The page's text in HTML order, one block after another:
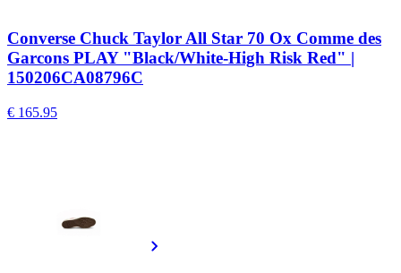
Converse Chuck Taylor All Star 70 Ox Comme des
Garcons PLAY "Black/White-High Risk Red" |
150206CA08796C
€ 165.95